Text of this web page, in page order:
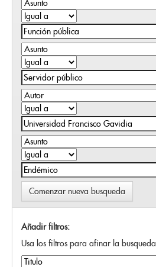
Comenzar nueva busqueda
Añadir filtros:
Usa los filtros para afinar la busqueda.